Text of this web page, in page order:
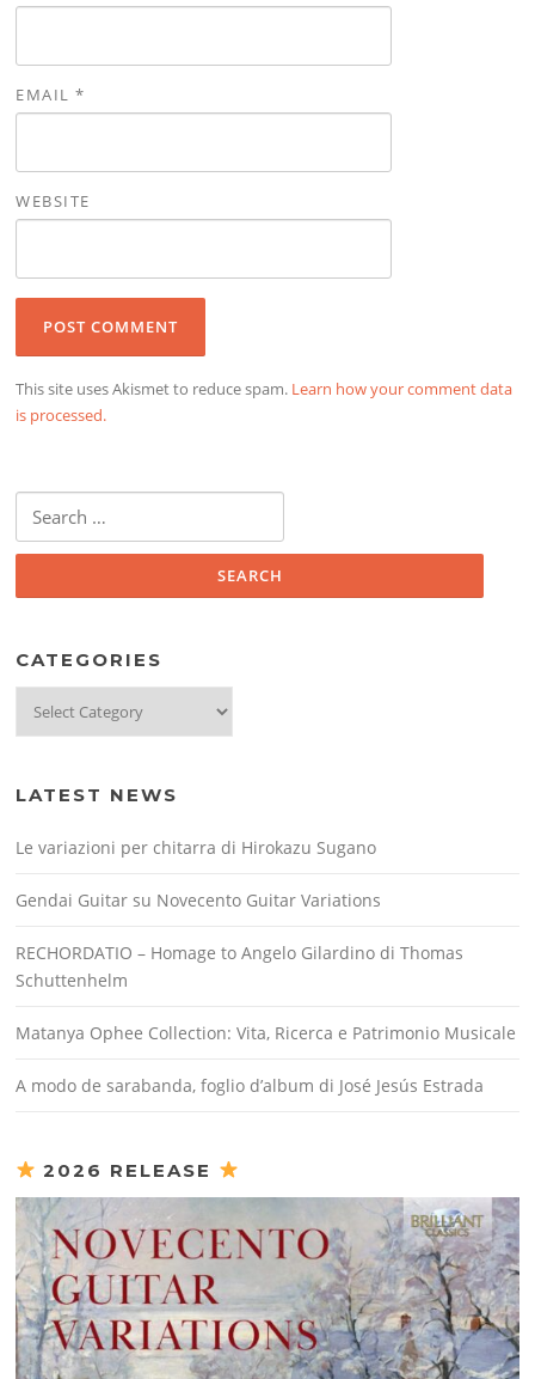
EMAIL*
WEBSITE
This site uses Akismet to reduce spam. Learn how your comment data
is processed.
for:
CATEGORIES
LATEST NEWS
Le variazioni per chitarra di Hirokazu Sugano
Gendai Guitar su Novecento Guitar Variations
RECHORDATIO – Homage to Angelo Gilardino di Thomas
Schuttenhelm
Matanya Ophee Collection: Vita, Ricerca e Patrimonio Musicale
A modo de sarabanda, foglio d’album di José Jesús Estrada
2026 RELEASE